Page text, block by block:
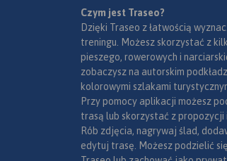
Czym jest Traseo?
Dzięki Traseo z łatwością
treningu. Możesz skorzystać z
pieszego, rowerowych i
zobaczysz na autorskim
kolorowymi szlakami
Przy pomocy aplikacji możesz
trasą lub skorzystać z propozycji
Rób zdjęcia, nagrywaj ślad,
edytuj trasę. Możesz podzielić